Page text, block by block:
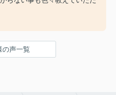
g.co/kgs/JUqU5Aj
の声一覧